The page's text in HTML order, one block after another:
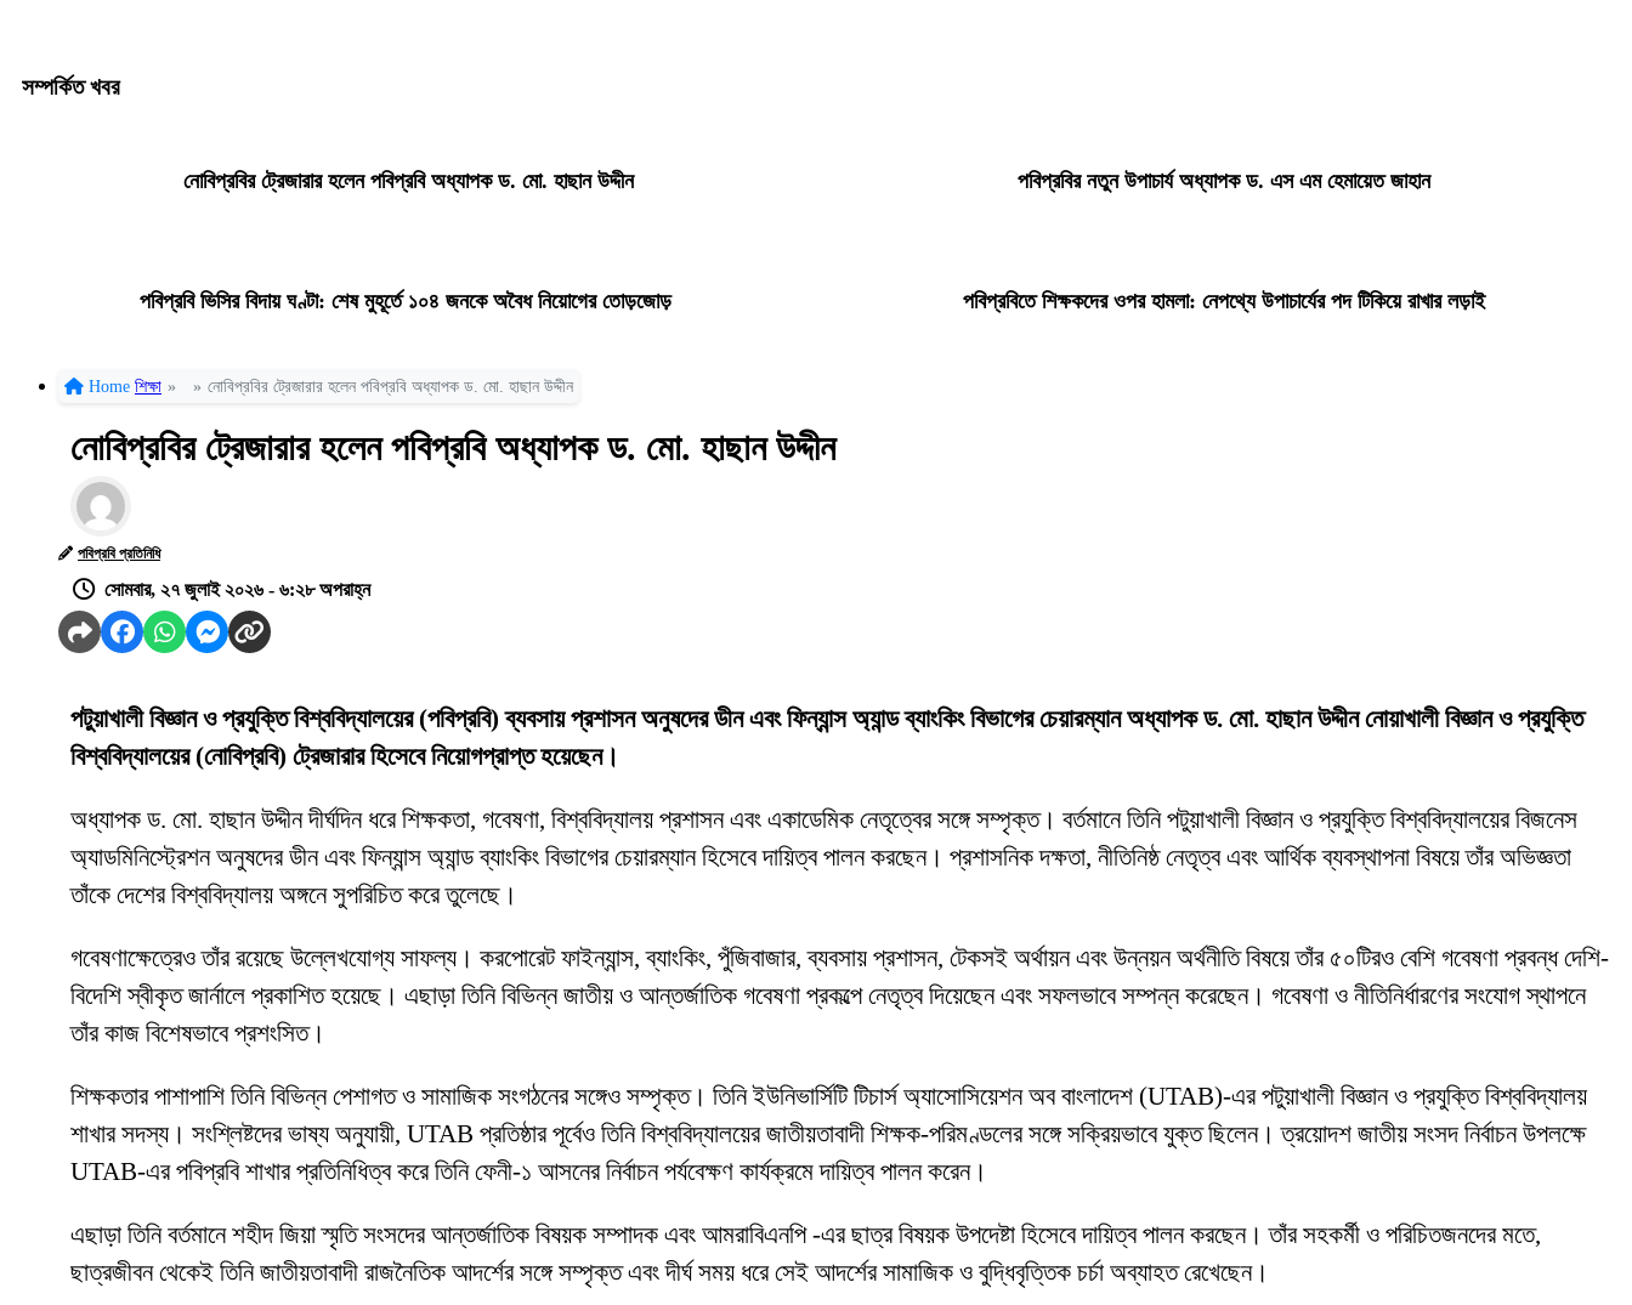
সম্পর্কিত খবর
নোবিপ্রবির ট্রেজারার হলেন পবিপ্রবি অধ্যাপক ড. মো. হাছান উদ্দীন পবিপ্রবির নতুন উপাচার্য অধ্যাপক ড. এস এম হেমায়েত জাহান
পবিপ্রবি ভিসির বিদায় ঘণ্টা: শেষ মুহূর্তে ১০৪ জনকে অবৈধ নিয়োগের তোড়জোড় পবিপ্রবিতে শিক্ষকদের ওপর হামলা: নেপথ্যে উপাচার্যের পদ টিকিয়ে রাখার লড়াই
Home শিক্ষা » » নোবিপ্রবির ট্রেজারার হলেন পবিপ্রবি অধ্যাপক ড. মো. হাছান উদ্দীন
নোবিপ্রবির ট্রেজারার হলেন পবিপ্রবি অধ্যাপক ড. মো. হাছান উদ্দীন
পবিপ্রবি প্রতিনিধি
সোমবার, ২৭ জুলাই ২০২৬ - ৬:২৮ অপরাহ্ন
পটুয়াখালী বিজ্ঞান ও প্রযুক্তি বিশ্ববিদ্যালয়ের (পবিপ্রবি) ব্যবসায় প্রশাসন অনুষদের ডীন এবং ফিন্যান্স অ্যান্ড ব্যাংকিং বিভাগের চেয়ারম্যান অধ্যাপক ড. মো. হাছান উদ্দীন নোয়াখালী বিজ্ঞান ও প্রযুক্তি
বিশ্ববিদ্যালয়ের (নোবিপ্রবি) ট্রেজারার হিসেবে নিয়োগপ্রাপ্ত হয়েছেন।
অধ্যাপক ড. মো. হাছান উদ্দীন দীর্ঘদিন ধরে শিক্ষকতা, গবেষণা, বিশ্ববিদ্যালয় প্রশাসন এবং একাডেমিক নেতৃত্বের সঙ্গে সম্পৃক্ত। বর্তমানে তিনি পটুয়াখালী বিজ্ঞান ও প্রযুক্তি বিশ্ববিদ্যালয়ের বিজনেস
অ্যাডমিনিস্ট্রেশন অনুষদের ডীন এবং ফিন্যান্স অ্যান্ড ব্যাংকিং বিভাগের চেয়ারম্যান হিসেবে দায়িত্ব পালন করছেন। প্রশাসনিক দক্ষতা, নীতিনিষ্ঠ নেতৃত্ব এবং আর্থিক ব্যবস্থাপনা বিষয়ে তাঁর অভিজ্ঞতা
তাঁকে দেশের বিশ্ববিদ্যালয় অঙ্গনে সুপরিচিত করে তুলেছে।
গবেষণাক্ষেত্রেও তাঁর রয়েছে উল্লেখযোগ্য সাফল্য। করপোরেট ফাইন্যান্স, ব্যাংকিং, পুঁজিবাজার, ব্যবসায় প্রশাসন, টেকসই অর্থায়ন এবং উন্নয়ন অর্থনীতি বিষয়ে তাঁর ৫০টিরও বেশি গবেষণা প্রবন্ধ দেশি-
বিদেশি স্বীকৃত জার্নালে প্রকাশিত হয়েছে। এছাড়া তিনি বিভিন্ন জাতীয় ও আন্তর্জাতিক গবেষণা প্রকল্পে নেতৃত্ব দিয়েছেন এবং সফলভাবে সম্পন্ন করেছেন। গবেষণা ও নীতিনির্ধারণের সংযোগ স্থাপনে
তাঁর কাজ বিশেষভাবে প্রশংসিত।
শিক্ষকতার পাশাপাশি তিনি বিভিন্ন পেশাগত ও সামাজিক সংগঠনের সঙ্গেও সম্পৃক্ত। তিনি ইউনিভার্সিটি টিচার্স অ্যাসোসিয়েশন অব বাংলাদেশ (UTAB)-এর পটুয়াখালী বিজ্ঞান ও প্রযুক্তি বিশ্ববিদ্যালয়
শাখার সদস্য। সংশ্লিষ্টদের ভাষ্য অনুযায়ী, UTAB প্রতিষ্ঠার পূর্বেও তিনি বিশ্ববিদ্যালয়ের জাতীয়তাবাদী শিক্ষক-পরিমণ্ডলের সঙ্গে সক্রিয়ভাবে যুক্ত ছিলেন। ত্রয়োদশ জাতীয় সংসদ নির্বাচন উপলক্ষে
UTAB-এর পবিপ্রবি শাখার প্রতিনিধিত্ব করে তিনি ফেনী-১ আসনের নির্বাচন পর্যবেক্ষণ কার্যক্রমে দায়িত্ব পালন করেন।
এছাড়া তিনি বর্তমানে শহীদ জিয়া স্মৃতি সংসদের আন্তর্জাতিক বিষয়ক সম্পাদক এবং আমরাবিএনপি -এর ছাত্র বিষয়ক উপদেষ্টা হিসেবে দায়িত্ব পালন করছেন। তাঁর সহকর্মী ও পরিচিতজনদের মতে,
ছাত্রজীবন থেকেই তিনি জাতীয়তাবাদী রাজনৈতিক আদর্শের সঙ্গে সম্পৃক্ত এবং দীর্ঘ সময় ধরে সেই আদর্শের সামাজিক ও বুদ্ধিবৃত্তিক চর্চা অব্যাহত রেখেছেন।